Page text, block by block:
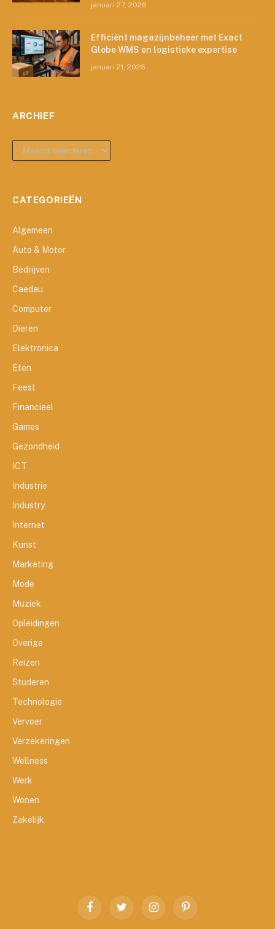
januari 27, 2026
Efficiënt magazijnbeheer met Exact
Globe WMS en logistieke expertise
januari 21, 2026
ARCHIEF
archief
CATEGORIEËN
Algemeen
Auto & Motor
Bedrijven
Caedau
Computer
Dieren
Elektronica
Eten
Feest
Financieel
Games
Gezondheid
ICT
Industrie
Industry
Internet
Kunst
Marketing
Mode
Muziek
Opleidingen
Overige
Reizen
Studeren
Technologie
Vervoer
Verzekeringen
Wellness
Werk
Wonen
Zakelijk
FacebookTwitter InstagramPinterest